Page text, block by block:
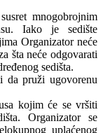
mnogobrojnim
Iako je sedište
Organizator neće
šta neće odgovarati
sedišta.
da pruži ugovorenu
kojim će se vršiti
Organizator se
uplaćenog